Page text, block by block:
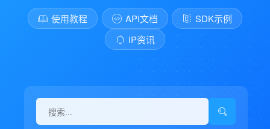
使用教程 API文档
SDK示例
IP资讯